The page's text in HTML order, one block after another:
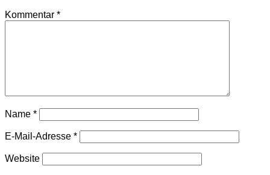
Kommentar *
Name *
E-Mail-Adresse *
Website